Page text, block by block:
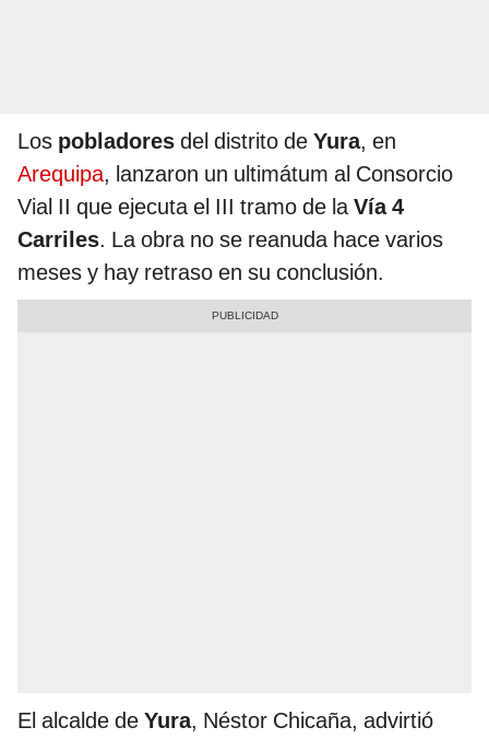
Los pobladores del distrito de Yura, en
Arequipa, lanzaron un ultimátum al Consorcio
Vial II que ejecuta el III tramo de laVía 4
Carriles. La obra no se reanuda hace varios
meses y hay retraso en su conclusión.
El alcalde de Yura, Néstor Chicaña, advirtió